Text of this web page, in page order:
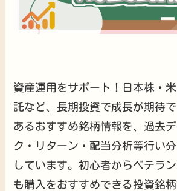
資産運用をサポート！日本株・米
託など、長期投資で成長が期待
あるおすすめ銘柄情報を、過去
ク・リターン・配当分析等行い
しています。初心者からベテラ
も購入をおすすめできる投資銘